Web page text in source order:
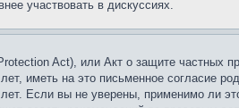
участвовать в дискуссиях.
Act), или Акт о защите частных
иметь на это письменное согласие
Если вы не уверены, применимо ли